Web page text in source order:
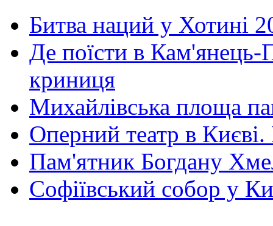
Битва наций у Хотині
Де поїсти в Кам'янець-
криниця
Михайлівська площа
Оперний театр в
Пам'ятник Богдану
Софіївський собор у